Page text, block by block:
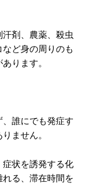
剤、農薬、殺虫
ど身の周りのも
ります。
誰にでも発症す
ません。
状を誘発する化
る、滞在時間を